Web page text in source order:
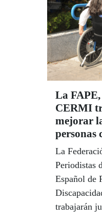
La
CERMI
mejorar
personas
La
Periodistas
Español de
trabajarán